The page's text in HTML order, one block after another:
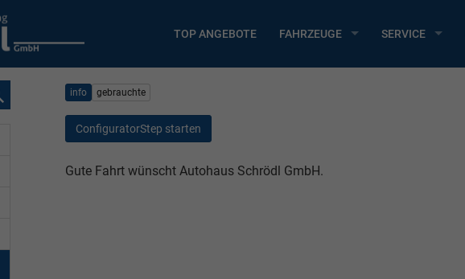
TOP ANGEBOTE FAHRZEUGE SERVICE
info gebrauchte
ConfiguratorStep starten
Gute Fahrt wünscht Autohaus Schrödl GmbH.